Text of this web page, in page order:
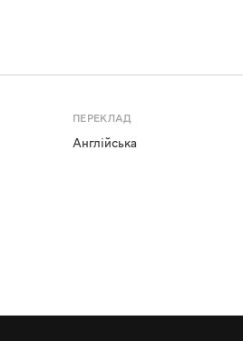
ПЕРЕКЛАД
Англійська